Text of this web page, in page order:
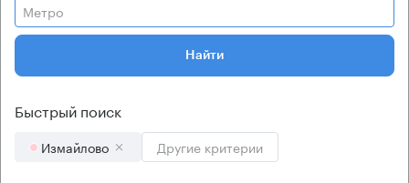
Метро
Найти
Быстрый поиск
Измайлово Другие критерии